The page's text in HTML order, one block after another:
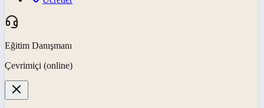
Eğitim Danışmanı
Çevrimiçi (online)